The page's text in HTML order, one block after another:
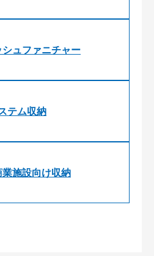
シュファニチャー
テム収納
施設向け収納